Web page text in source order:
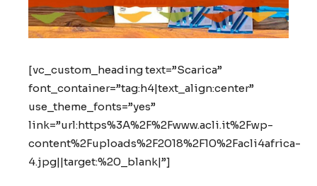
[vc_custom_heading text=”Scarica”
font_container=”tag:h4|text_align:center”
use_theme_fonts=”yes”
link=”url:https%3A%2F%2Fwww.acli.it%2Fwp-
content%2Fuploads%2F2018%2F10%2Facli4africa-
4.jpg||target:%20_blank|”]